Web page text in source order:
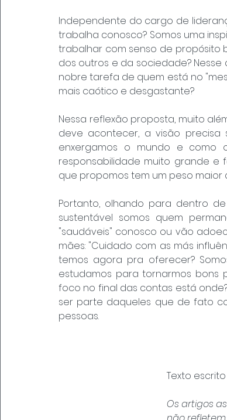
Independente do cargo de
trabalha conosco? Somos uma
trabalhar com senso de propósito
dos outros e da sociedade?
nobre tarefa de quem está no
mais caótico e desgastante?
Nessa reflexão proposta, muito
deve acontecer, a visão
enxergamos o mundo e como
responsabilidade muito grande e
que propomos tem um peso maior
Portanto, olhando para dentro
sustentável somos quem
"saudáveis" conosco ou vão
mães: "Cuidado com as más
temos agora pra oferecer?
estudamos para tornarmos bons
foco no final das contas está
ser parte daqueles que de fato
pessoas.
Texto
Os artigos